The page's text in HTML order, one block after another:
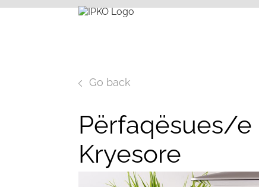
Go back
Përfaqësues/
Kryesore